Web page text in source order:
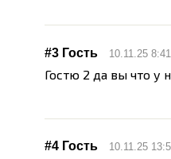
#3 Гость 10.11.25
Гостю 2 да вы что у
#4 Гость 10.11.25